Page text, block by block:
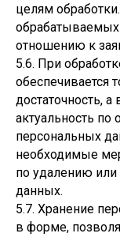
целям
отношению к
5.6. При
обеспечивается
достаточность,
актуальность
персональных
необходимые
по удалению
данных.
5.7. Хранение
в форме,